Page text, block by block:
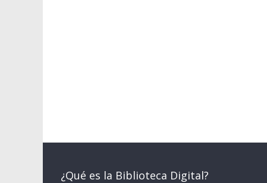
¿Qué es la Biblioteca Digital?